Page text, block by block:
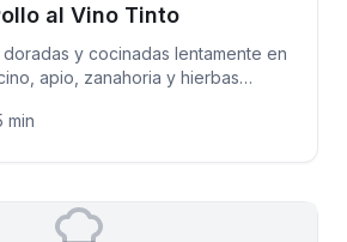
al Vino Tinto
y cocinadas lentamente en
apio, zanahoria y hierbas
min